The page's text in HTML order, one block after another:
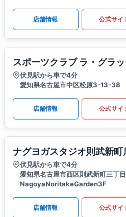
店舗情報 公式サイ
スポーツクラブ ラ・グラ
伏見駅から車で4分
愛知県名古屋市中区松原3-13-38
店舗情報 公式サイ
ナグヨガスタジオ則武新町
伏見駅から車で4分
愛知県名古屋市西区則武新町三丁
NagoyaNoritakeGarden3F
店舗情報 公式サイ